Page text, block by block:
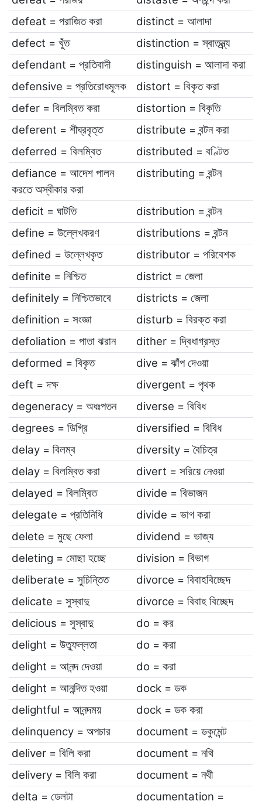
defeat = পরাজিত করা
distinct = আলাদা
defect = খুঁত
distinction = স্বাতন্ত্র্য
defendant = প্রতিবাদী
distinguish = আলাদা করা
defensive = প্রতিরোধমূলক
distort = বিকৃত করা
defer = বিলম্বিত করা
distortion = বিকৃতি
deferent = শীঘ্রবৃত্ত
distribute = বন্টন করা
deferred = বিলম্বিত
distributed = বণ্টিত
defiance = আদেশ পালন
করতে অস্বীকার করা
distributing = বন্টন
deficit = ঘাটতি
distribution = বন্টন
define = উল্লেখকরণ
distributions = বন্টন
defined = উল্লেখকৃত
distributor = পরিবেশক
definite = নিশ্চিত
district = জেলা
definitely = নিশ্চিতভাবে
districts = জেলা
definition = সংজ্ঞা
disturb = বিরক্ত করা
defoliation = পাতা ঝরান
dither = দ্বিধাগ্রস্ত
deformed = বিকৃত
dive = ঝাঁপ দেওয়া
deft = দক্ষ
divergent = পৃথক
degeneracy = অধঃপতন
diverse = বিবিধ
degrees = ডিগ্রি
diversified = বিবিধ
delay = বিলম্ব
diversity = বৈচিত্র
delay = বিলম্বিত করা
divert = সরিয়ে নেওয়া
delayed = বিলম্বিত
divide = বিভাজন
delegate = প্রতিনিধি
divide = ভাগ করা
delete = মুছে ফেলা
dividend = ভাজ্য
deleting = মোছা হচ্ছে
division = বিভাগ
deliberate = সুচিন্তিত
divorce = বিবাহবিচ্ছেদ
delicate = সুস্বাদু
divorce = বিবাহ বিচ্ছেদ
delicious = সুস্বাদু
do = কর
delight = উত্ফুল্লতা
do = করা
delight = আনন্দ দেওয়া
do = করা
delight = আনন্দিত হওয়া
dock = ডক
delightful = আনন্দময়
dock = ডক করা
delinquency = অপচার
document = ডকুমেন্ট
deliver = বিলি করা
document = নথি
delivery = বিলি করা
document = নথী
delta = ডেলটা
documentation =